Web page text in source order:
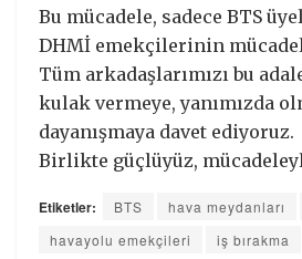
Bu mücadele, sadece BTS
DHMİ emekçilerinin
Tüm arkadaşlarımızı bu
kulak vermeye, yanımızda
dayanışmaya davet ediyoruz.
Birlikte güçlüyüz,
Etiketler: BTS hava meydanları
havayolu emekçileri
iş bırakma